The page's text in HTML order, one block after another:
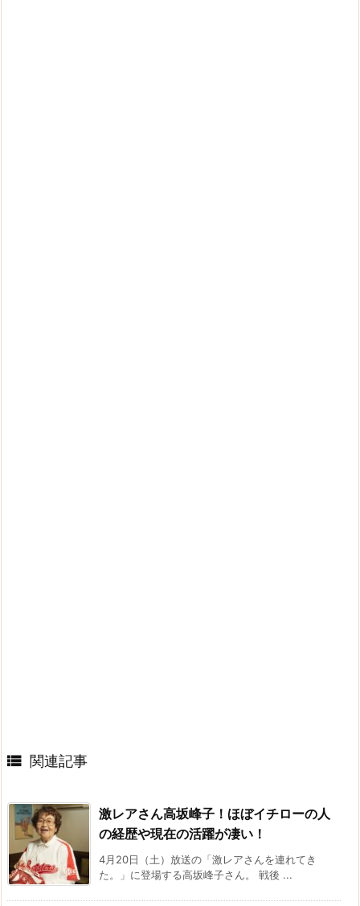
 関連記事
激レアさん高坂峰子！ほぼイチローの人
の経歴や現在の活躍が凄い！
4月20日（土）放送の「激レアさんを連れてき
た。」に登場する高坂峰子さん。 戦後 ...